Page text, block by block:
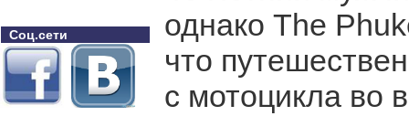
Соц.сети
однако The
что
с мотоцикла во